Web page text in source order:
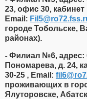
23, офис 30,
Email: Fil5​@
городе Тобольске,
районах).
- Филиал №6, адрес:
Пономарева, д. 24,
30-25 , Email: fil6​@
проживающих в
Ялуторовске,